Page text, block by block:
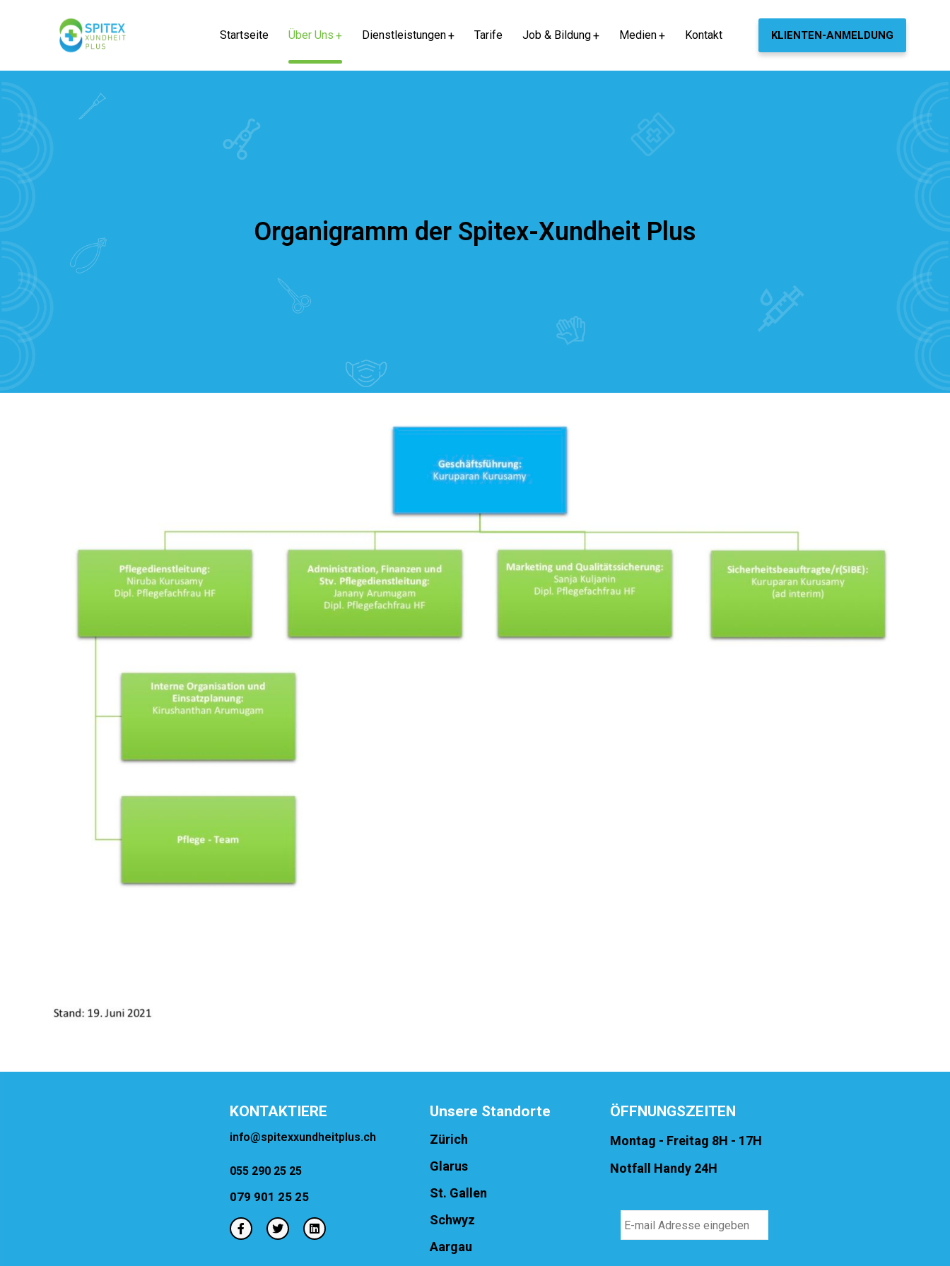
Startseite Über Uns Dienstleistungen Tarife Job & Bildung Medien Kontakt KLIENTEN-ANMELDUNG
Organigramm der Spitex-Xundheit Plus
KONTAKTIERE
info@spitexxundheitplus.ch
055 290 25 25
079 901 25 25
Unsere Standorte
Zürich
Glarus
St. Gallen
Schwyz
Aargau
ÖFFNUNGSZEITEN
Montag - Freitag 8H - 17H
Notfall Handy 24H